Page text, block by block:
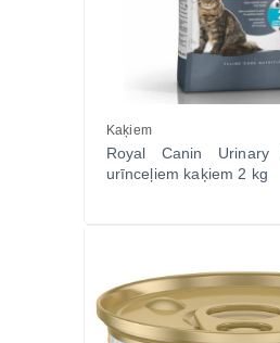
Kaķiem
Royal Canin
urīnceļiem kaķiem 2 kg